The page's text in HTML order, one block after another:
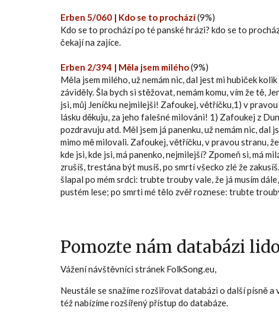
Erben 5/060 | Kdo se to prochází(9%)
Kdo se to prochází po té panské hrázi? kdo se to
čekají na zajíce.
Erben 2/394 | Měla jsem milého(9%)
Měla jsem milého, už nemám nic, dal jest mi hubiček
záviděly. Šla bych si stěžovat, nemám komu, vím že tě,
jsi, můj Jeníčku nejmilejši! Zafoukej, větříčku,1) v
lásku děkuju, za jeho falešné milováni! 1) Zafoukej z
pozdravuju atd. Měl jsem já panenku, už nemám nic,
mimo mě milovali. Zafoukej, větříčku, v pravou stranu,
kde jsi, kde jsi, má panenko, nejmilejší? Zpomeň si, má
zrušíš, trestána být musíš, po smrtí všecko zlé že
šlapal po mém srdci: trubte trouby vale, že já musím
pustém lese; po smrti mé tělo zvěř roznese: trubte
Pomozte nám databázi
Vážení návštěvníci stránek FolkSong.eu,
Neustále se snažíme rozšiřovat databázi o další písně
též nabízíme rozšířený přístup do databáze.